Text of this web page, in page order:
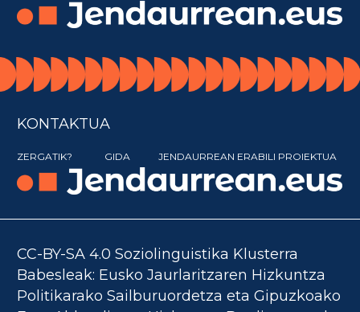
KONTAKTUA
ZERGATIK? GIDA JENDAURREAN ERABILI PROIEKTUA
CC-BY-SA 4.0 Soziolinguistika Klusterra
Babesleak: Eusko Jaurlaritzaren Hizkuntza
Politikarako Sailburuordetza eta Gipuzkoako